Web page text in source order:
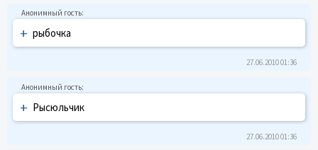
+ рыбочка
27.06.2010 01:36
+ Рысюльчик
27.06.2010 01:36